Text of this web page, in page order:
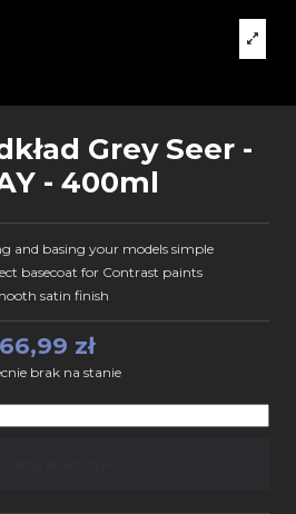
Grey Seer -
- 400ml
and basing your models simple
basecoat for Contrast paints
satin finish
66,99 zł
brak na stanie